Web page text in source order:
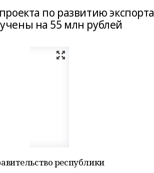
по развитию экспорта
на 55 млн рублей
республики